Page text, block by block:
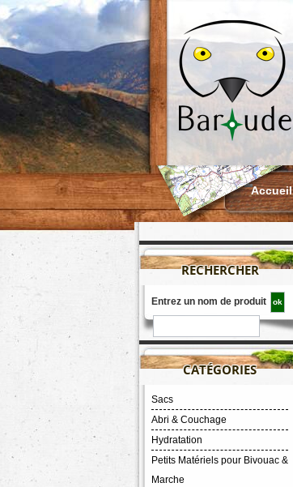
Accueil
RECHERCHER
Entrez un nom de produit
CATÉGORIES
Sacs
Abri & Couchage
Hydratation
Petits Matériels pour Bivouac &
Marche